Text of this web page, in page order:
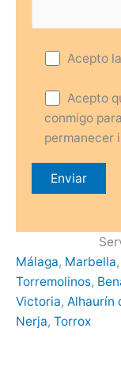
Acepto la
Acepto
conmigo
permanecer
Málaga, Marbella,
Torremolinos,
Victoria, Alhaurín
Nerja, Torrox